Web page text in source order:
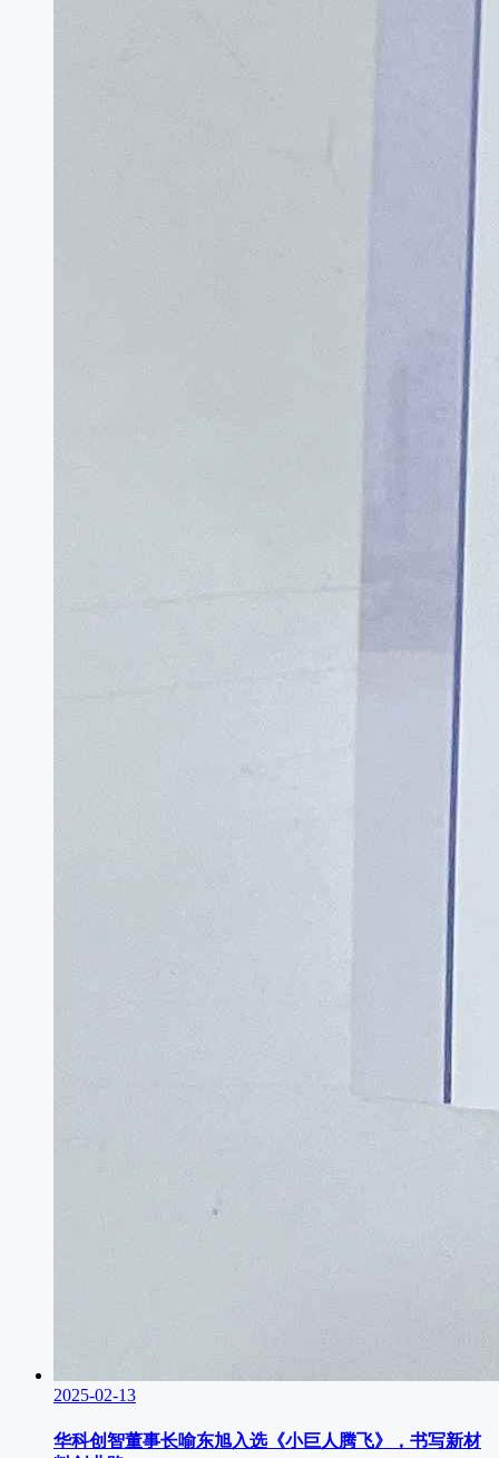
2025-02-13
华科创智董事长喻东旭入选《小巨人腾飞》，书写新材